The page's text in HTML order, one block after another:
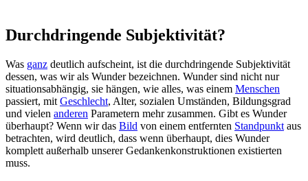
Durchdringende Subjektivität?
Was ganz deutlich aufscheint, ist die durchdringende Subjektivität
dessen, was wir als Wunder bezeichnen. Wunder sind nicht nur
situationsabhängig, sie hängen, wie alles, was einem Menschen
passiert, mit Geschlecht, Alter, sozialen Umständen, Bildungsgrad
und vielen anderen Parametern mehr zusammen. Gibt es Wunder
überhaupt? Wenn wir das Bild von einem entfernten Standpunkt aus
betrachten, wird deutlich, dass wenn überhaupt, dies Wunder
komplett außerhalb unserer Gedankenkonstruktionen existierten
muss.